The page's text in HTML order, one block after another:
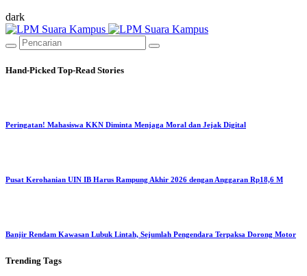
dark
Hand-Picked Top-Read Stories
Peringatan! Mahasiswa KKN Diminta Menjaga Moral dan Jejak Digital
Pusat Kerohanian UIN IB Harus Rampung Akhir 2026 dengan Anggaran Rp18,6 M
Banjir Rendam Kawasan Lubuk Lintah, Sejumlah Pengendara Terpaksa Dorong Motor
Trending Tags